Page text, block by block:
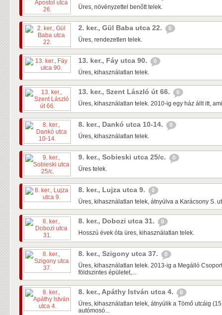
Üres, növényzettel benőtt telek.
2. ker., Gül Baba utca 22. 0
Üres, rendezetlen telek.
13. ker., Fáy utca 90. 0
Üres, kihasználatlan telek.
13. ker., Szent László út 66. 0
Üres, kihasználatlan telek. 2010-ig egy ház állt itt,
8. ker., Dankó utca 10-14. 0
Üres, kihasználatlan telek.
9. ker., Sobieski utca 25/c. 0
Üres telek.
8. ker., Lujza utca 9. 0
Üres, kihasználatlan telek, átnyúlva a Karácsony S.
8. ker., Dobozi utca 31. 0
Hosszú évek óta üres, kihasználatlan telek.
8. ker., Szigony utca 37. 0
Üres, kihasználatlan telek. 2013-ig a Megálló
földszintes épületet,...
8. ker., Apáthy István utca 4. 0
Üres, kihasználatlan telek, átnyúlik a Tömő utcáig
autómosó...